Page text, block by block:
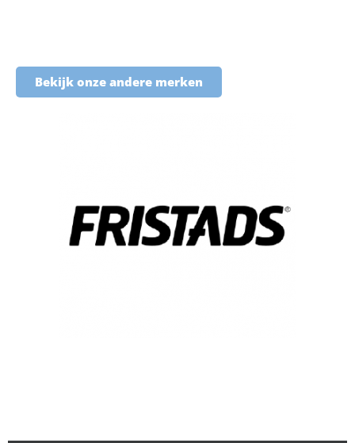
Bekijk onze andere merken